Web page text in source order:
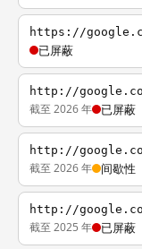
https://
已屏蔽
http://
截至 2026 年 已屏蔽
http://
截至 2026 年 间歇性
http://
截至 2025 年 已屏蔽